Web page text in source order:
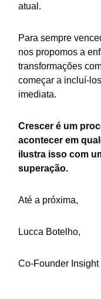
atual.
Para sempre
nos propomos a
transformações
começar a incluí-
imediata.
Crescer é um
acontecer em
ilustra isso com
superação.
Até a próxima,
Lucca Botelho,
Co-Founder